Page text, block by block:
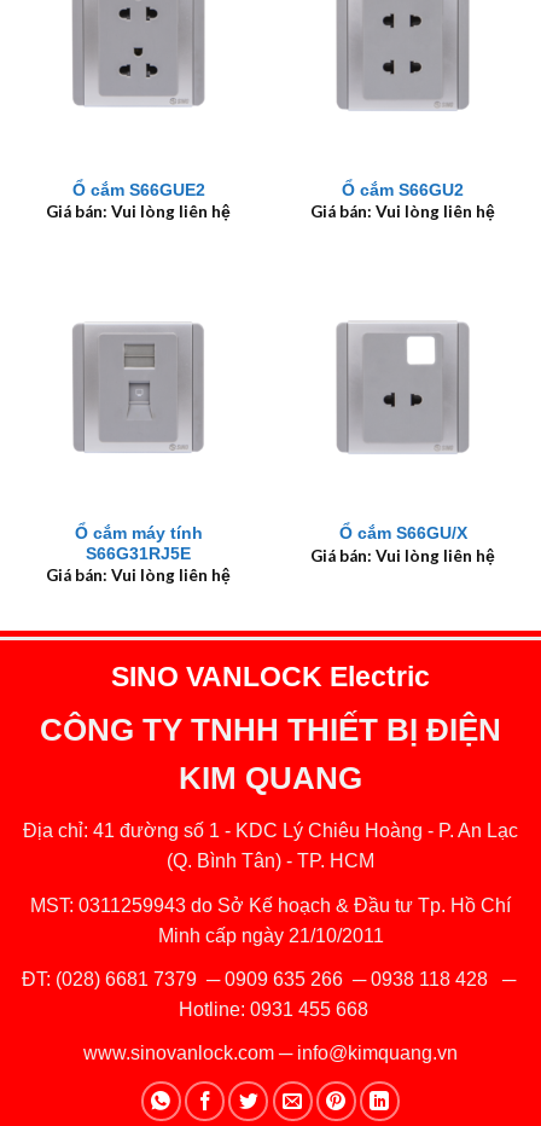
Ổ cắm S66GUE2
Giá bán: Vui lòng liên hệ
Ổ cắm S66GU2
Giá bán: Vui lòng liên hệ
Ổ cắm máy tính
S66G31RJ5E
Giá bán: Vui lòng liên hệ
Ổ cắm S66GU/X
Giá bán: Vui lòng liên hệ
SINO VANLOCK Electric
CÔNG TY TNHH THIẾT BỊ ĐIỆN
KIM QUANG
Địa chỉ: 41 đường số 1 - KDC Lý Chiêu Hoàng - P. An Lạc
(Q. Bình Tân) - TP. HCM
MST: 0311259943 do Sở Kế hoạch & Đầu tư Tp. Hồ Chí
Minh cấp ngày 21/10/2011
ĐT: (028) 6681 7379 ─0909 635 266─0938 118 428─
Hotline: 0931 455 668
www.sinovanlock.com ─ info@kimquang.vn